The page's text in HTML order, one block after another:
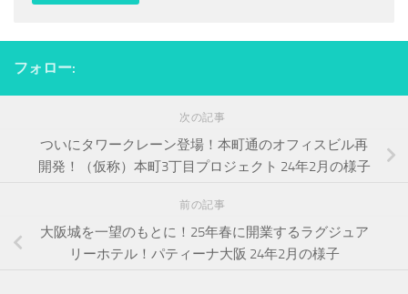
フォロー:
次の記事
ついにタワークレーン登場！本町通のオフィスビル再
開発！（仮称）本町3丁目プロジェクト 24年2月の様子
前の記事
大阪城を一望のもとに！25年春に開業するラグジュア
リーホテル！パティーナ大阪 24年2月の様子